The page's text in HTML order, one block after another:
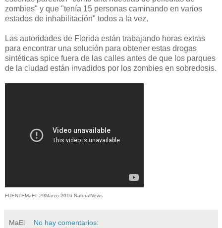
zombies" y que "tenía 15 personas caminando en varios
estados de inhabilitación" todos a la vez.
Las autoridades de Florida están trabajando horas extras
para encontrar una solución para obtener estas drogas
sintéticas spice fuera de las calles antes de que los parques
de la ciudad están invadidos por los zombies en sobredosis.
FUENTEMaEl: 29Marzo-2016 NaturalNews
MaEl No hay comentarios: